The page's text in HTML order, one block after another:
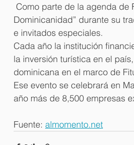
Como parte de la agenda de
Dominicanidad” durante su
e invitados especiales.
Cada año la institución
la inversión turística en el
dominicana en el marco de
Ese evento se celebrará en
año más de 8,500 empresas
Fuente: almomento.net